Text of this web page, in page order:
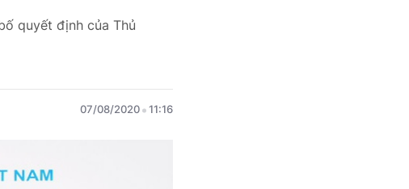
quyết định của Thủ
07/08/2020 11:16